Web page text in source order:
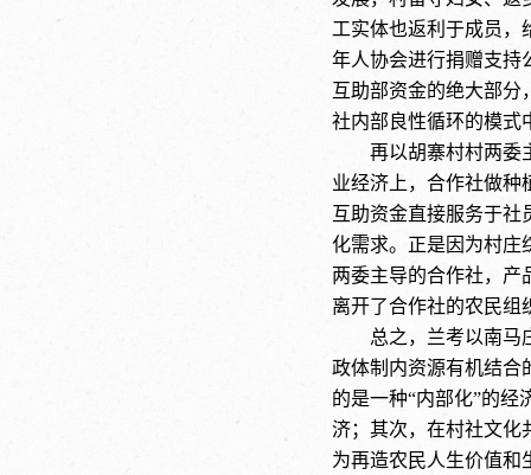
工实体也返利于成员，
年人协会进行捐赠支
互助部资金的绝大部分
社内部良性循环的模式
再以胡寨村村两委
业经济上，合作社做种
互助资金直接服务于社
化需求。正是因为村庄
两委主导的合作社，
离开了合作社的农民组
总之，兰考以南马
政体制内资源有机结合
的是一种“内部化”的
济；其次，在村社文化
为再造农民人生价值和